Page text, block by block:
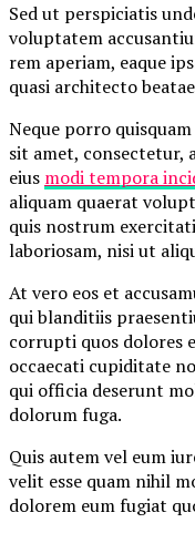
Sed ut perspiciatis
voluptatem
rem aperiam, eaque
quasi architecto
Neque porro
sit amet, consectetur,
eius modi tempora
aliquam quaerat
quis nostrum
laboriosam, nisi ut
At vero eos et
qui blanditiis
corrupti quos dolores
occaecati cupiditate
qui officia deserunt
dolorum fuga.
Quis autem vel eum
velit esse quam nihil
dolorem eum fugiat